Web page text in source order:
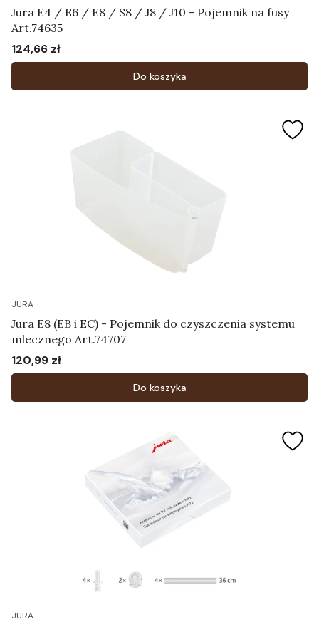
Jura E4 / E6 / E8 / S8 / J8 / J10 - Pojemnik na fusy
Art.74635
Cena
124,66 zł
Do koszyka
JURA
Jura E8 (EB i EC) - Pojemnik do czyszczenia systemu
mlecznego Art.74707
Cena
120,99 zł
Do koszyka
JURA